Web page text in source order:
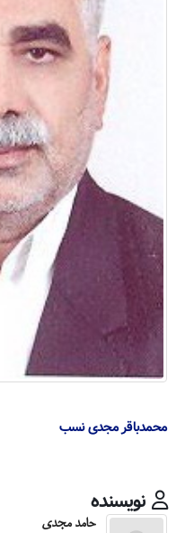
محمدباقر مجدی نسب
نویسنده
حامد مجدی